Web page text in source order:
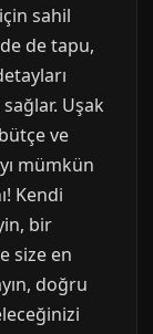
sahil
de tapu,
Uşak
ve
mümkün
Kendi
bir
size en
doğru